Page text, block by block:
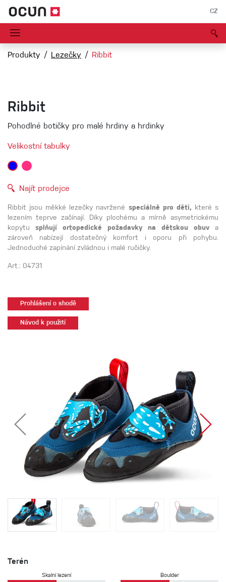
CZ
Produkty Lezečky Ribbit
Ribbit
Pohodlné botičky pro malé hrdiny a hrdinky
Velikostní tabulky
Najít prodejce
Ribbit jsou měkké lezečky navržené speciálně pro děti, které s
lezením teprve začínají. Díky plochému a mírně asymetrickému
kopytu splňují ortopedické požadavky na dětskou obuv a
zároveň nabízejí dostatečný komfort i oporu při pohybu.
Jednoduché zapínání zvládnou i malé ručičky.
Art.: 04731
Prohlášení o shodě
Návod k použití
Terén
Skalní lezení Boulder